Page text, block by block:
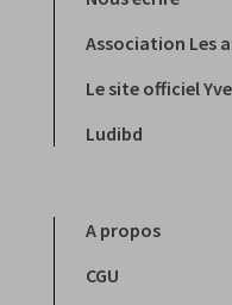
Association Les
Le site officiel
Ludibd
A propos
CGU